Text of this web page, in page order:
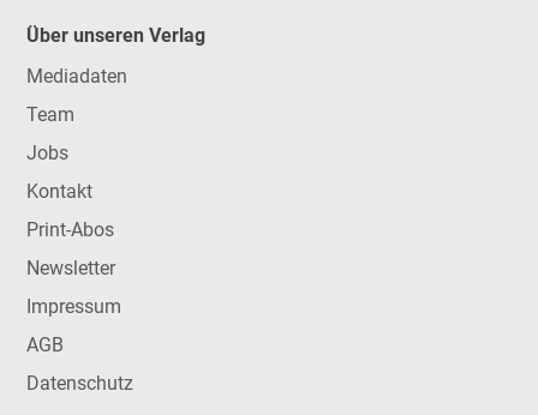
Über unseren Verlag
Mediadaten
Team
Jobs
Kontakt
Print-Abos
Newsletter
Impressum
AGB
Datenschutz